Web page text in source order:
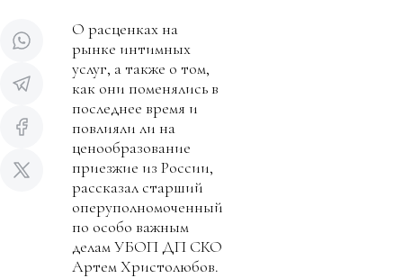
О расценках на
рынке интимных
услуг, а также о том,
как они поменялись в
последнее время и
повлияли ли на
ценообразование
приезжие из России,
рассказал старший
оперуполномоченный
по особо важным
делам УБОП ДП СКО
Артем Христолюбов.